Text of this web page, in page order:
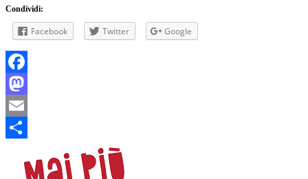
Condividi:
Facebook Twitter Google
Facebook
Mastodon
Email